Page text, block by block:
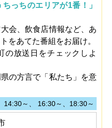
っちのエリアが1番！」
会、飲食店情報など、あ
をあてた番組をお届け。
の放送日をチェックしよ
の方言で「私たち」を意
14:30～、 16:30～、18:30～